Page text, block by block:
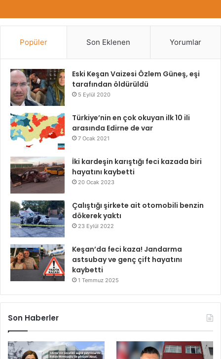
Popüler Son Eklenen Yorumlar
Eski Keşan Vaizesi Özlem Güneş, eşi
tarafından öldürüldü
5 Eylül 2020
Türkiye’nin en çok okuyan ilk 10 ili
arasında Edirne de var
7 Ocak 2021
İki kardeşin karıştığı feci kazada biri
hayatını kaybetti
20 Ocak 2023
Çalıştığı şirkete ait otomobili benzin
dökerek yaktı
23 Eylül 2022
Keşan’da feci kaza! Jandarma
astsubay ve genç çift hayatını
kaybetti
1 Temmuz 2025
Son Haberler